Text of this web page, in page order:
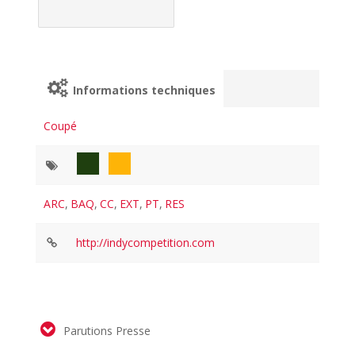
Informations techniques
Coupé
ARC, BAQ, CC, EXT, PT, RES
http://indycompetition.com
Parutions Presse